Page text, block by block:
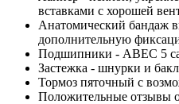
вставками с хорошей
Анатомический бандаж
дополнительную
Подшипники - АВЕС 5
Застежка - шнурки и
Тормоз пяточный с
Положительные отзывы